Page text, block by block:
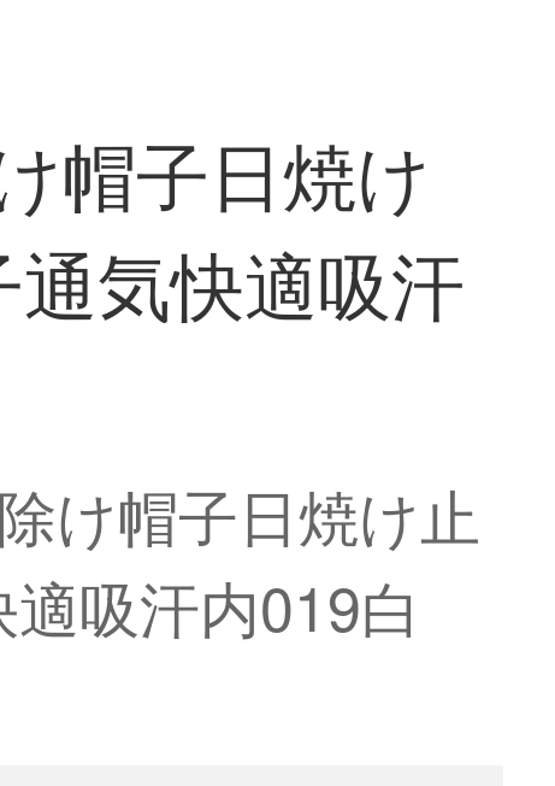
帽子日焼け
気快適吸汗
け帽子日焼け止
吸汗内019白